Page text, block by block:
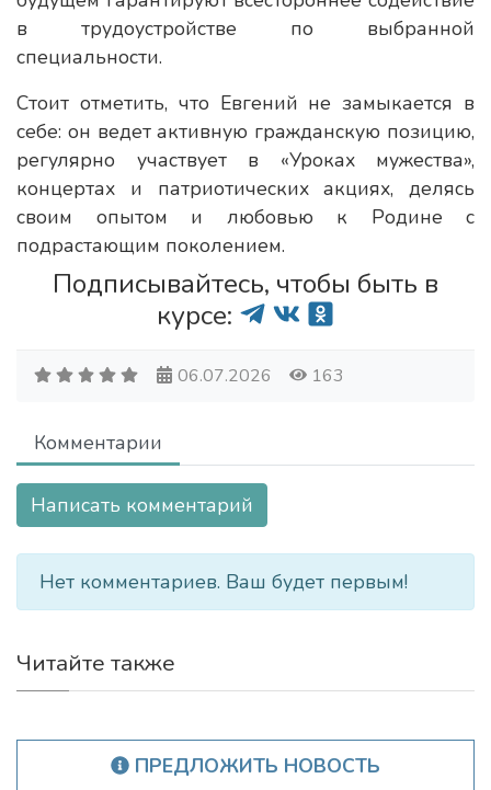
в трудоустройстве по выбранной
специальности.
Стоит отметить, что Евгений не замыкается в
себе: он ведет активную гражданскую позицию,
регулярно участвует в «Уроках мужества»,
концертах и патриотических акциях, делясь
своим опытом и любовью к Родине с
подрастающим поколением.
Подписывайтесь, чтобы быть в
курсе:
06.07.2026 163
Комментарии
Написать комментарий
Нет комментариев. Ваш будет первым!
Читайте также
ПРЕДЛОЖИТЬ НОВОСТЬ